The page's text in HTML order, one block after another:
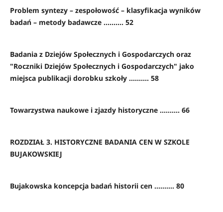
Problem syntezy – zespołowość – klasyfikacja wyników
badań – metody badawcze .......... 52
Badania z Dziejów Społecznych i Gospodarczych oraz
"Roczniki Dziejów Społecznych i Gospodarczych" jako
miejsca publikacji dorobku szkoły .......... 58
Towarzystwa naukowe i zjazdy historyczne .......... 66
ROZDZIAŁ 3. HISTORYCZNE BADANIA CEN W SZKOLE
BUJAKOWSKIEJ
Bujakowska koncepcja badań historii cen .......... 80